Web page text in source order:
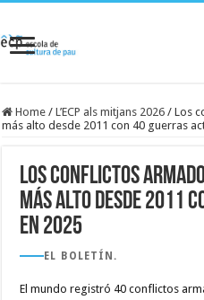
Home / L’ECP als mitjans 2026 / Los
más alto desde 2011 con 40 guerras
Los conflictos
más alto desde 2011
en 2025
EL BOLETÍN.
El mundo registró 40 conflictos